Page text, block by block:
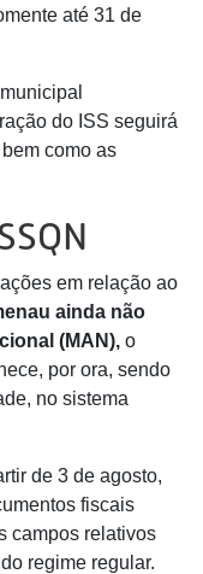
até 31 de
do ISS seguirá
como as
em relação ao
ainda não
(MAN), o
por ora, sendo
no sistema
de 3 de agosto,
fiscais
campos relativos
regime regular.